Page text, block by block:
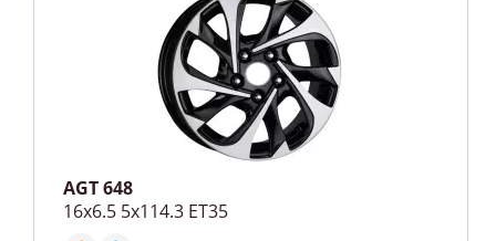
AGT 648
16x6.5 5x114.3 ET35